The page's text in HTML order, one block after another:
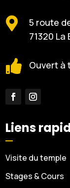

5 route
71320 La
 Ouvert à
Liens
Visite du temple
Stages & Cours